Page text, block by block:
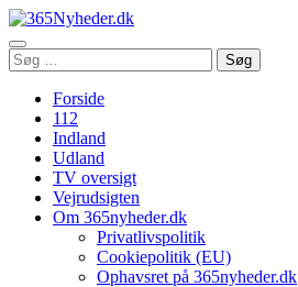
Åbn
menu
Søg
efter:
Søg
Forside
112
Indland
Udland
TV oversigt
Vejrudsigten
Om 365nyheder.dk
Privatlivspolitik
Cookiepolitik (EU)
Ophavsret på 365nyheder.dk